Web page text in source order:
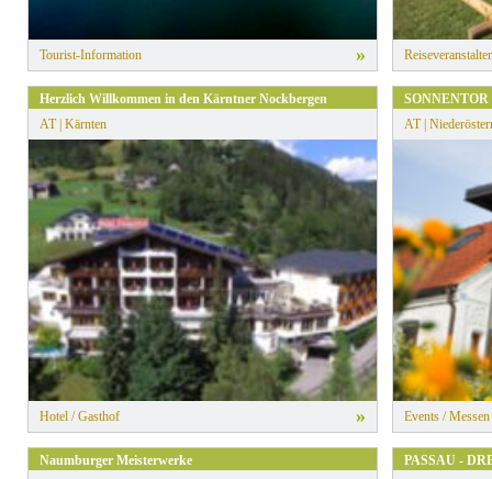
Tourist-Information » Reiseveranstalter
Herzlich Willkommen in den Kärntner Nockbergen
AT | Kärnten
Hotel / Gasthof »
SONNENTOR
AT |
Events / Messen
Naumburger Meisterwerke
PASSAU -